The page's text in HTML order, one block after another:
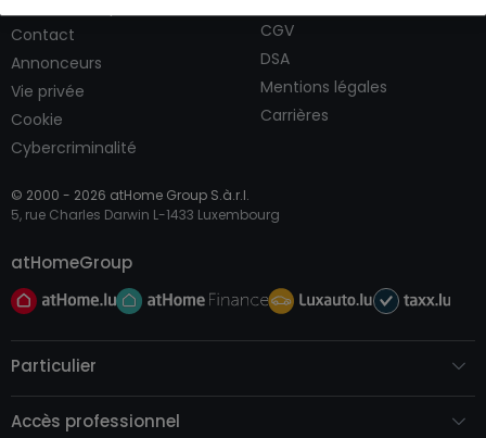
Contact
Annonceurs
Vie privée
Cookie
Cybercriminalité
CGV
DSA
Mentions légales
Carrières
© 2000 - 2026 atHome Group S.à.r.l.
5, rue Charles Darwin L-1433 Luxembourg
atHomeGroup
Particulier
Accès professionnel